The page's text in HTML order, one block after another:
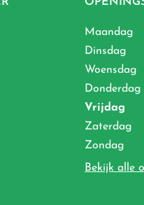
Maandag
Dinsdag
Woensdag
Donderdag
Vrijdag
Zaterdag
Zondag
Bekijk alle